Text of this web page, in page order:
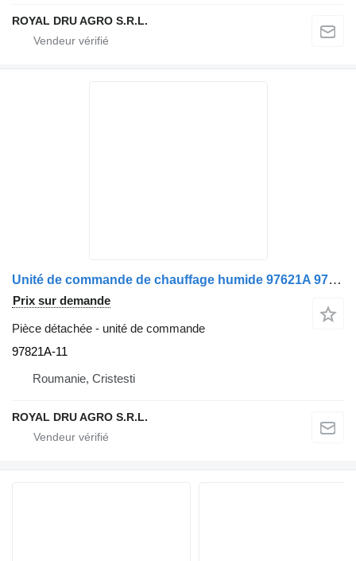
ROYAL DRU AGRO S.R.L.
Unité de commande de chauffage humide 97621A 97821A-11 pour camion Valeo 1320405A
Prix sur demande
Pièce détachée - unité de commande
97821A-11
Roumanie, Cristesti
ROYAL DRU AGRO S.R.L.